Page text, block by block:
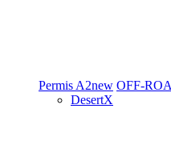
Permis A2new OFF-
DesertX